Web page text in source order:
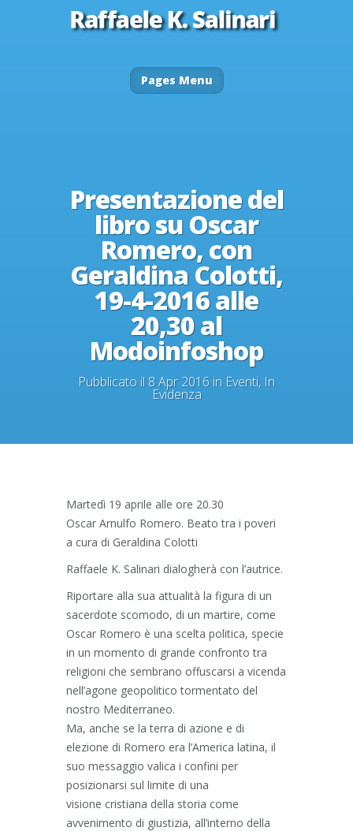
Pages Menu
Presentazione del
libro su Oscar
Romero, con
Geraldina Colotti,
19-4-2016 alle
20,30 al
Modoinfoshop
Pubblicato il 8 Apr 2016 in Eventi, In
Evidenza
Martedì 19 aprile alle ore 20.30
Oscar Arnulfo Romero. Beato tra i poveri
a cura di Geraldina Colotti
Raffaele K. Salinari dialogherà con l’autrice.
Riportare alla sua attualità la figura di un
sacerdote scomodo, di un martire, come
Oscar Romero è una scelta politica, specie
in un momento di grande confronto tra
religioni che sembrano offuscarsi a vicenda
nell’agone geopolitico tormentato del
nostro Mediterraneo.
Ma, anche se la terra di azione e di
elezione di Romero era l’America latina, il
suo messaggio valica i confini per
posizionarsi sul limite di una
visione cristiana della storia come
avvenimento di giustizia, all’interno della